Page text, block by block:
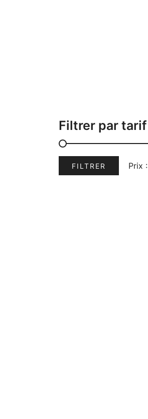
Filtrer par tarif
Prix
PrixFILTRER Prix :